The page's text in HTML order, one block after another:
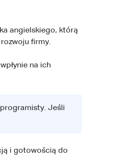
angielskiego, którą
firmy.
na ich
Jeśli
i gotowością do